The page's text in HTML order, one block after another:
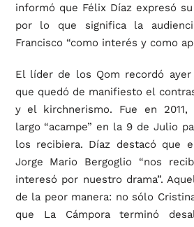
informó que Félix Díaz expresó
por lo que significa la
Francisco “como interés y como
El líder de los Qom recordó
que quedó de manifiesto el
y el kirchnerismo. Fue en 2011,
largo “acampe” en la 9 de Julio
los recibiera. Díaz destacó que
Jorge Mario Bergoglio “nos
interesó por nuestro drama”.
de la peor manera: no sólo
que La Cámpora terminó